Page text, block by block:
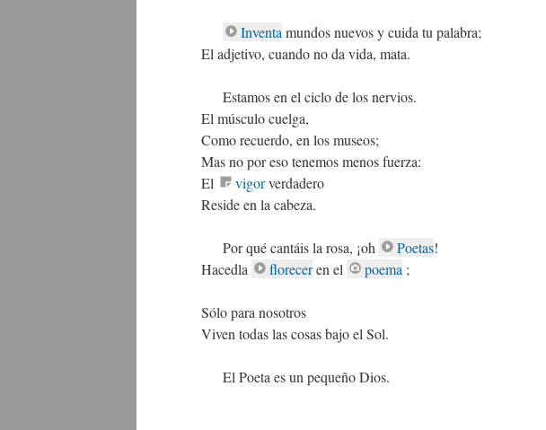
Inventamundos nuevos y cuida tu palabra;
El adjetivo, cuando no da vida, mata.
Estamos en el ciclo de los nervios.
El músculo cuelga,
Como recuerdo, en los museos;
Mas no por eso tenemos menos fuerza:
El
vigorverdadero
Reside en la cabeza.
Por qué cantáis la rosa, ¡oh Poetas!
Hacedla
floreceren el poema ;
Sólo para nosotros
Viven todas las cosas bajo el Sol.
El Poeta es un pequeño Dios.